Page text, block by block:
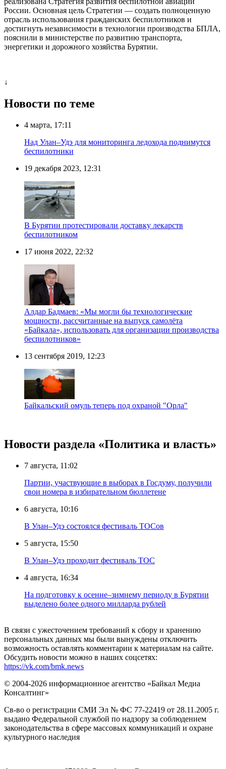
России. Основная цель Стратегии — создать полноценную
отрасль использования гражданских беспилотников и
достигнуть независимости в технологии производства БПЛА,
пояснили в министерстве по развитию транспорта,
энергетики и дорожного хозяйства Бурятии.
↓
Новости по теме
4 марта, 17:11
Над Улан–Удэ для мониторинга ледохода поднимутся
беспилотники
19 декабря 2023, 12:31
В Бурятии протестировали доставку лекарств
беспилотником
17 июня 2022, 22:32
Алдар Бадмаев: «Мы могли бы технологические
мощности, рассчитанные на выпуск самолёта
«Байкала», использовать для организации производства
беспилотников»
13 сентября 2019, 12:23
Байкальский омуль теперь под охраной "Орла"
Новости раздела «Политика и власть»
7 августа, 11:02
Партии, участвующие в выборах в Госдуму, получили
свои номера в избирательном бюллетене
6 августа, 10:16
В Улан–Удэ состоялся фестиваль ТОСов
5 августа, 15:50
В Улан–Удэ проходит фестиваль ТОС
4 августа, 16:34
На подготовку к осенне–зимнему периоду в Бурятии
выделено более одного милларда рублей
В связи с ужесточением требований к сбору и хранению
персональных данных мы были вынуждены отключить
возможность оставлять комментарии к материалам на сайте.
Обсудить новости можно в наших соцсетях:
https://vk.com/bmk.news
© 2004-2026 информационное агентство «Байкал Медиа
Консалтинг»
Св-во о регистрации СМИ Эл № ФС 77-22419 от 28.11.2005 г.
выдано Федеральной службой по надзору за соблюдением
законодательства в сфере массовых коммуникаций и охране
культурного наследия